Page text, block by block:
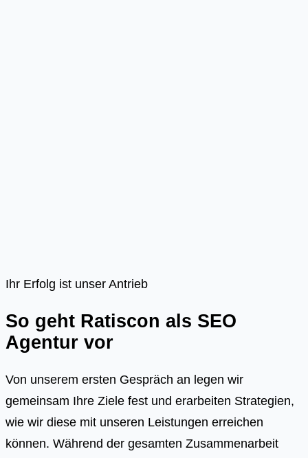
Ihr Erfolg ist unser Antrieb
So geht Ratiscon als SEO
Agentur vor
Von unserem ersten Gespräch an legen wir
gemeinsam Ihre Ziele fest und erarbeiten Strategien,
wie wir diese mit unseren Leistungen erreichen
können. Während der gesamten Zusammenarbeit